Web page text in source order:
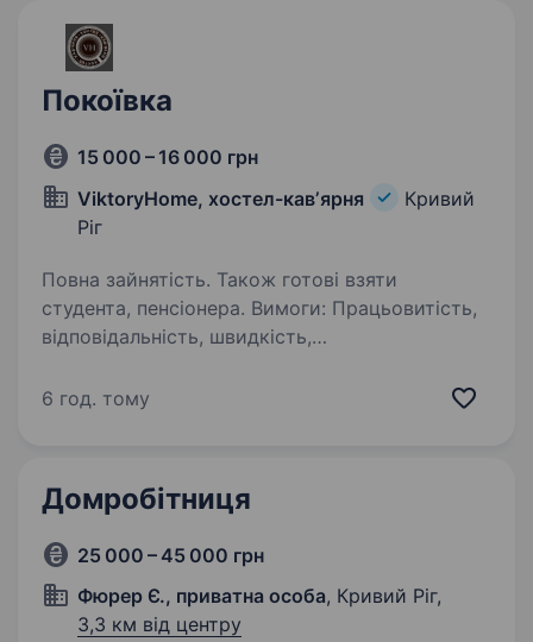
Покоївка
15 000 – 16 000 грн
ViktoryHome, хостел-кавʼярня
Кривий
Ріг
Повна зайнятість. Також готові взяти
студента, пенсіонера. Вимоги: Працьовитість,
відповідальність, швидкість,
подобових квартир по місту, більшість з яких
6 год. тому
Домробітниця
25 000 – 45 000 грн
Фюрер Є., приватна особа, Кривий Ріг,
3,3 км від центру